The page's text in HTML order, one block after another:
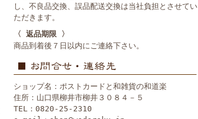
し、不良品交換、誤品配送交換は当社負担とさせてい
ただきます。
〈 返品期限 〉
商品到着後７日以内にご連絡下さい。
ショップ名：ポストカードと和雑貨の和道楽
住所：山口県柳井市柳井３０８４－５
TEL：0820-25-2310